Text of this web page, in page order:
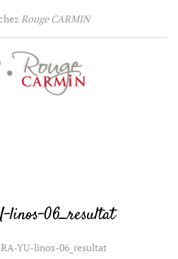
Rouge CARMIN
linos-06_resultat
YU-linos-06_resultat